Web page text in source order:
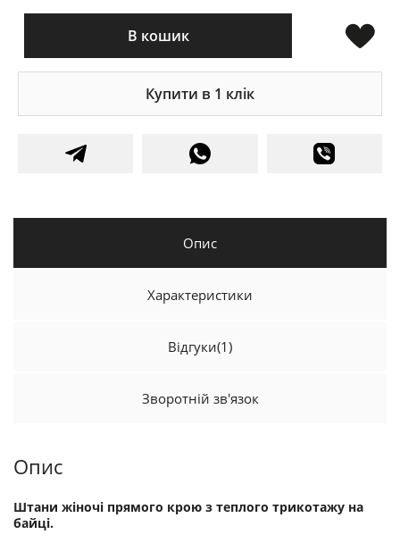
В кошик
Купити в 1 клік
Опис
Характеристики
Відгуки(1)
Зворотній зв'язок
Опис
Штани жіночі прямого крою з теплого трикотажу на
байці.